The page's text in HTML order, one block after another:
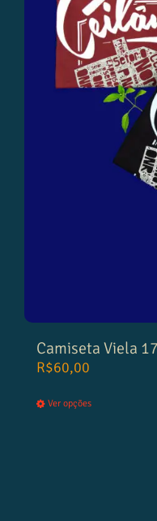
Camiseta Viela 17
R$60,00
Ver opções